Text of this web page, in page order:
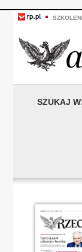
SZUKAJ